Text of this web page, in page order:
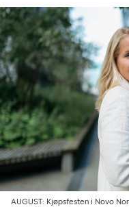
AUGUST: Kjøpsfesten i Novo